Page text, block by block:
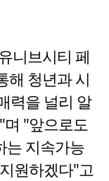
니브시티 페
해 청년과 시
력을 널리 알
며 "앞으로도
는 지속가능
원하겠다"고